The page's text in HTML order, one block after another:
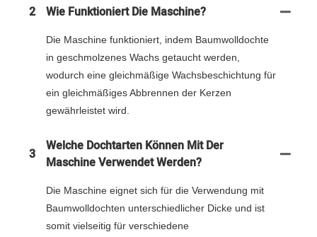
2 Wie Funktioniert Die Maschine?
Die Maschine funktioniert, indem Baumwolldochte
in geschmolzenes Wachs getaucht werden,
wodurch eine gleichmäßige Wachsbeschichtung für
ein gleichmäßiges Abbrennen der Kerzen
gewährleistet wird.
3
Welche Dochtarten Können Mit Der
Maschine Verwendet Werden?
Die Maschine eignet sich für die Verwendung mit
Baumwolldochten unterschiedlicher Dicke und ist
somit vielseitig für verschiedene